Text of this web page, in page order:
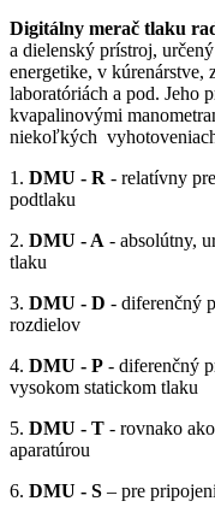
Digitálny merač tlaku
a dielenský prístroj,
energetike, v
laboratóriách a pod. Jeho
kvapalinovými
niekoľkých
1. DMU - R - relatívny
2. DMU - A - absolútny,
tlaku
3. DMU - D - diferenčný
4. DMU - P - diferenčný
vysokom statickom tlaku
5. DMU - T - rovnako
6. DMU - S – pre